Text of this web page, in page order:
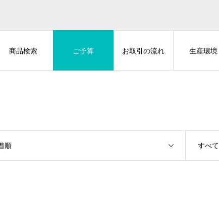
商品検索 ご予算 お取引の流れ 生産環境
順 すべて